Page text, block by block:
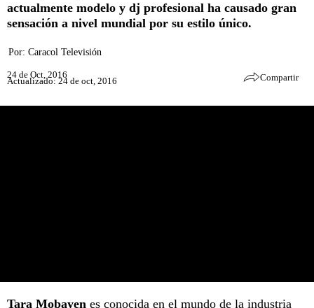
actualmente modelo y dj profesional ha causado gran
sensación a nivel mundial por su estilo único.
Por: Caracol Televisión
24 de Oct, 2016
Actualizado: 24 de oct, 2016 Compartir
Tara Mobayen es conocida en el mundo de la industria